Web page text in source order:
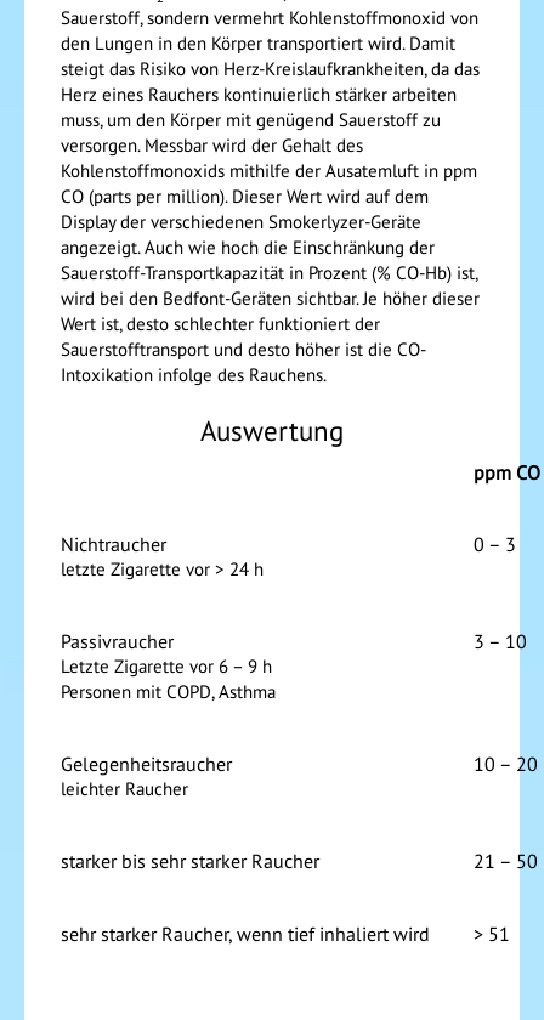
Sauerstoff, sondern vermehrt Kohlenstoffmonoxid von
den Lungen in den Körper transportiert wird. Damit
steigt das Risiko von Herz-Kreislaufkrankheiten, da das
Herz eines Rauchers kontinuierlich stärker arbeiten
muss, um den Körper mit genügend Sauerstoff zu
versorgen. Messbar wird der Gehalt des
Kohlenstoffmonoxids mithilfe der Ausatemluft in ppm
CO (parts per million). Dieser Wert wird auf dem
Display der verschiedenen Smokerlyzer-Geräte
angezeigt. Auch wie hoch die Einschränkung der
Sauerstoff-Transportkapazität in Prozent (% CO-Hb) ist,
wird bei den Bedfont-Geräten sichtbar. Je höher dieser
Wert ist, desto schlechter funktioniert der
Sauerstofftransport und desto höher ist die CO-
Intoxikation infolge des Rauchens.
Auswertung
ppm CO
Nichtraucher
letzte Zigarette vor > 24 h
0 – 3
Passivraucher
Letzte Zigarette vor 6 – 9 h
Personen mit COPD, Asthma
3 – 10
Gelegenheitsraucher
leichter Raucher
10 – 20
starker bis sehr starker Raucher 21 – 50
sehr starker Raucher, wenn tief inhaliert wird > 51